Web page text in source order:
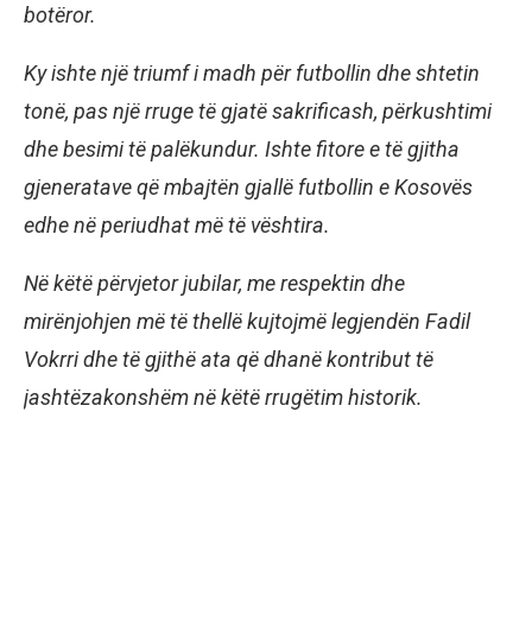
botëror.
Ky ishte një triumf i madh për futbollin dhe shtetin
tonë, pas një rruge të gjatë sakrificash, përkushtimi
dhe besimi të palëkundur. Ishte fitore e të gjitha
gjeneratave që mbajtën gjallë futbollin e Kosovës
edhe në periudhat më të vështira.
Në këtë përvjetor jubilar, me respektin dhe
mirënjohjen më të thellë kujtojmë legjendën Fadil
Vokrri dhe të gjithë ata që dhanë kontribut të
jashtëzakonshëm në këtë rrugëtim historik.